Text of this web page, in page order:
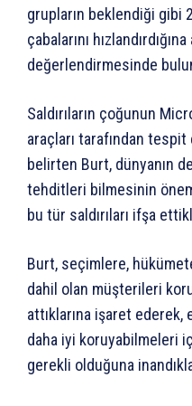
grupların beklendiği gibi
çabalarını
değerlendirmesinde
Saldırıların çoğunun
araçları tarafından
belirten Burt, dünyanın
tehditleri bilmesinin
bu tür saldırıları ifşa
Burt, seçimlere,
dahil olan müşterileri
attıklarına işaret ederek,
daha iyi koruyabilmeleri
gerekli olduğuna